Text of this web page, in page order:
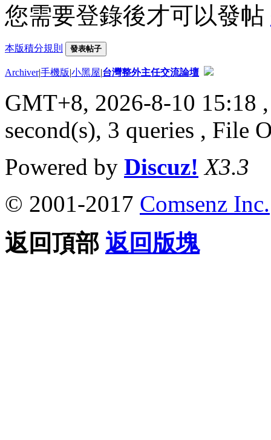
您需要登錄後才可以發帖
本版積分規則 發表帖子
Archiver|手機版|小黑屋|台灣整外主任交流論壇
GMT+8, 2026-8-10 15:18
second(s), 3 queries , File
Powered by Discuz! X3.3
© 2001-2017 Comsenz Inc.
返回頂部 返回版塊